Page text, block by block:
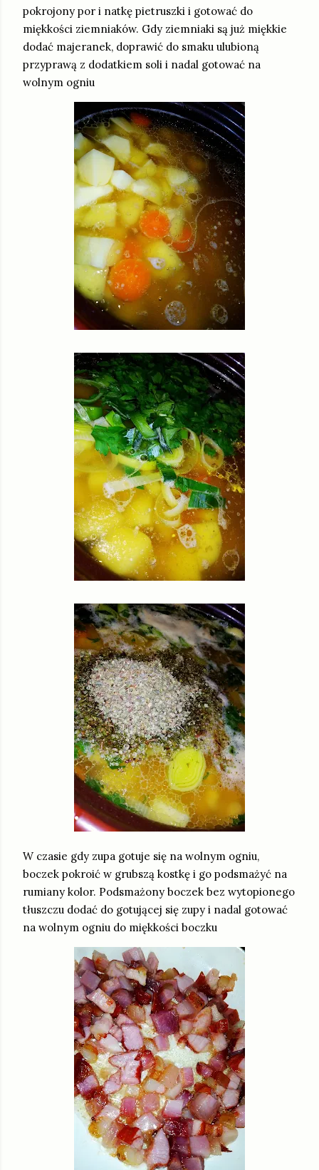
pokrojony por i natkę pietruszki i gotować do
miękkości ziemniaków. Gdy ziemniaki są już miękkie
dodać majeranek, doprawić do smaku ulubioną
przyprawą z dodatkiem soli i nadal gotować na
wolnym ogniu
W czasie gdy zupa gotuje się na wolnym ogniu,
boczek pokroić w grubszą kostkę i go podsmażyć na
rumiany kolor. Podsmażony boczek bez wytopionego
tłuszczu dodać do gotującej się zupy i nadal gotować
na wolnym ogniu do miękkości boczku